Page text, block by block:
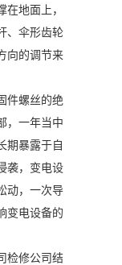
地面上，
、伞形齿轮
向的调节来
件螺丝的绝
，一年当中
期暴露于自
袭，变电设
动，一次导
变电设备的
检修公司结